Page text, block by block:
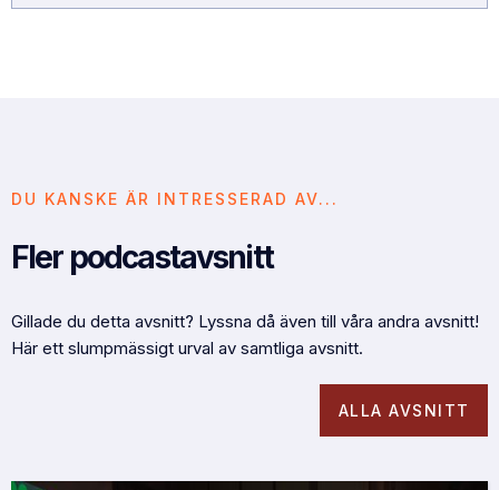
DU KANSKE ÄR INTRESSERAD AV...
Fler podcastavsnitt
Gillade du detta avsnitt? Lyssna då även till våra andra avsnitt!
Här ett slumpmässigt urval av samtliga avsnitt.
ALLA AVSNITT